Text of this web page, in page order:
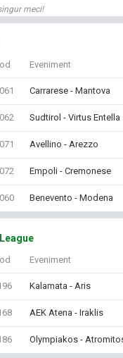
meci!
Eveniment
Carrarese - Mantova
Sudtirol - Virtus Entella
Avellino - Arezzo
Empoli - Cremonese
Benevento - Modena
Eveniment
Kalamata - Aris
AEK Atena - Iraklis
Olympiakos -